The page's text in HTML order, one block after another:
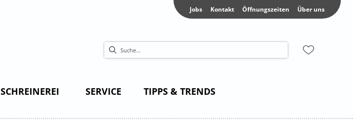
Jobs Kontakt Öffnungszeiten Über uns
SCHREINEREI SERVICE TIPPS & TRENDS